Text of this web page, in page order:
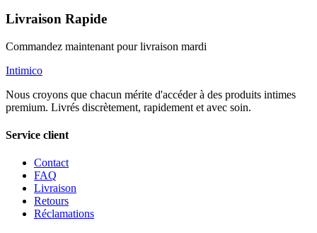
Livraison Rapide
Commandez maintenant pour livraison mardi
Intimico
Nous croyons que chacun mérite d'accéder à des produits intimes
premium. Livrés discrètement, rapidement et avec soin.
Service client
Contact
FAQ
Livraison
Retours
Réclamations